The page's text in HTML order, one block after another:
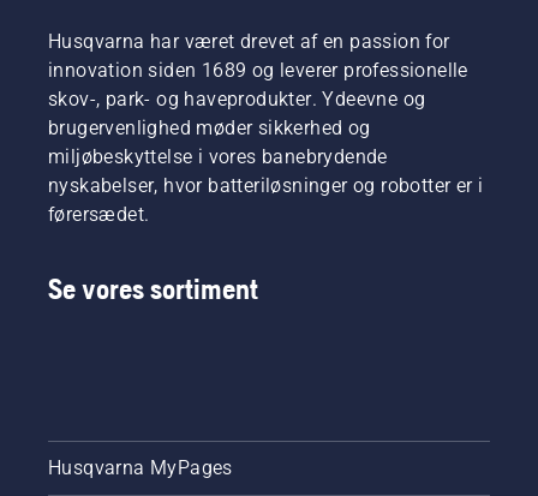
Husqvarna har været drevet af en passion for
innovation siden 1689 og leverer professionelle
skov-, park- og haveprodukter. Ydeevne og
brugervenlighed møder sikkerhed og
miljøbeskyttelse i vores banebrydende
nyskabelser, hvor batteriløsninger og robotter er i
førersædet.
Se vores sortiment
Husqvarna MyPages